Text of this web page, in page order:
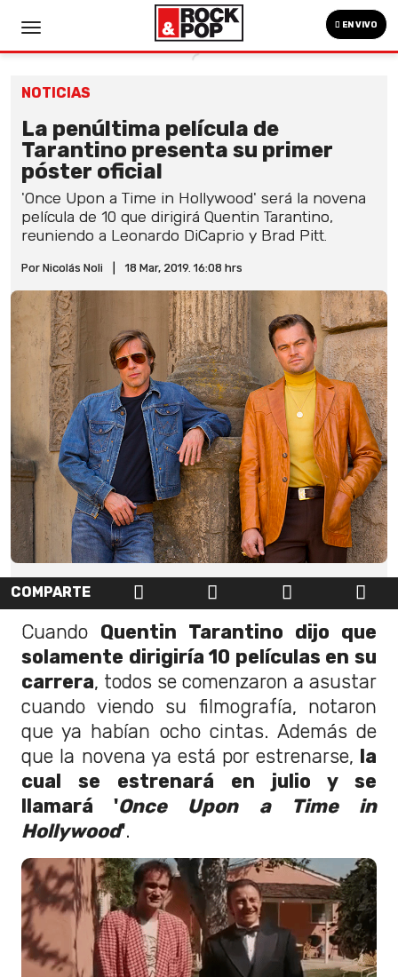
EN VIVO
NOTICIAS
La penúltima película de
Tarantino presenta su primer
póster oficial
'Once Upon a Time in Hollywood' será la novena
película de 10 que dirigirá Quentin Tarantino,
reuniendo a Leonardo DiCaprio y Brad Pitt.
Por Nicolás Noli 18 Mar, 2019. 16:08 hrs
COMPARTE
Cuando Quentin Tarantino dijo que
solamente dirigiría 10 películas en su
carrera, todos se comenzaron a asustar
cuando viendo su filmografía, notaron
que ya habían ocho cintas. Además de
que la novena ya está por estrenarse, la
cual se estrenará en julio y se
llamará 'Once Upon a Time in
Hollywood'.